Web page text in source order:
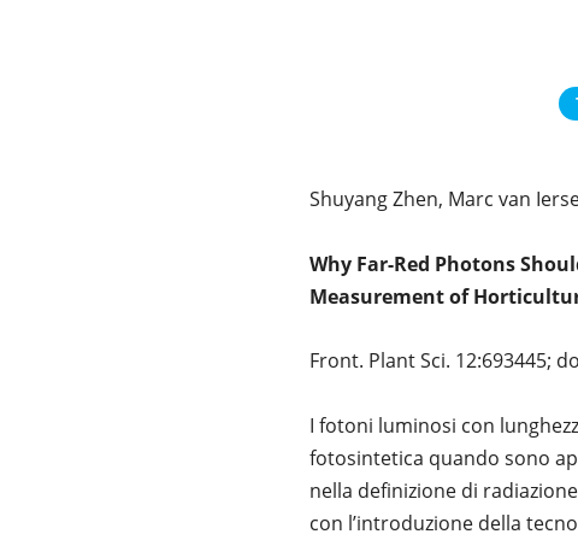
Shuyang Zhen, Marc van
Why Far-Red Photons
Measurement of
Front. Plant Sci. 12:693445;
I fotoni luminosi con
fotosintetica quando sono
nella definizione di
con l’introduzione della